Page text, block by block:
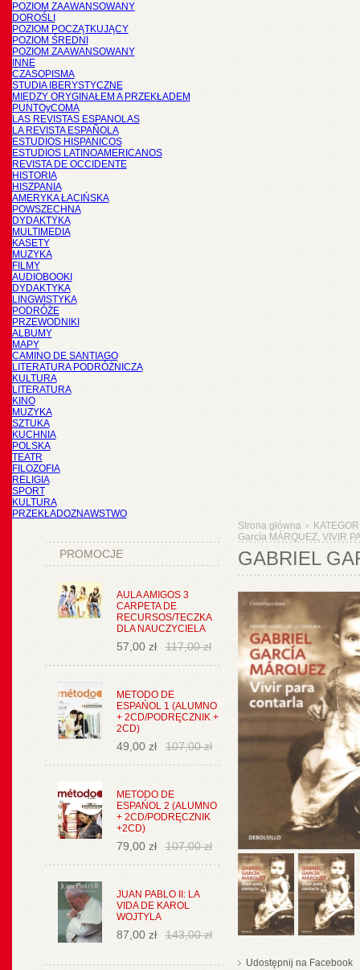
POZIOM ZAAWANSOWANY
DOROŚLI
POZIOM POCZĄTKUJĄCY
POZIOM ŚREDNI
POZIOM ZAAWANSOWANY
INNE
CZASOPISMA
STUDIA IBERYSTYCZNE
MIĘDZY ORYGINAŁEM A PRZEKŁADEM
PUNTOyCOMA
LAS REVISTAS ESPANOLAS
LA REVISTA ESPAÑOLA
ESTUDIOS HISPANICOS
ESTUDIOS LATINOAMERICANOS
REVISTA DE OCCIDENTE
HISTORIA
HISZPANIA
AMERYKA ŁACIŃSKA
POWSZECHNA
DYDAKTYKA
MULTIMEDIA
KASETY
MUZYKA
FILMY
AUDIOBOOKI
DYDAKTYKA
LINGWISTYKA
PODRÓŻE
PRZEWODNIKI
ALBUMY
MAPY
CAMINO DE SANTIAGO
LITERATURA PODRÓŻNICZA
KULTURA
LITERATURA
KINO
MUZYKA
SZTUKA
KUCHNIA
POLSKA
TEATR
FILOZOFIA
RELIGIA
SPORT
KULTURA
PRZEKŁADOZNAWSTWO
PROMOCJE
AULA AMIGOS 3
CARPETA DE
RECURSOS/TECZKA
DLA NAUCZYCIELA
57,00 zł 117,00 zł
METODO DE
ESPAŃOL 1 (ALUMNO
+ 2CD/PODRĘCZNIK +
2CD)
49,00 zł 107,00 zł
METODO DE
ESPAŃOL 2 (ALUMNO
+ 2CD/PODRĘCZNIK
+2CD)
79,00 zł 107,00 zł
JUAN PABLO II: LA
VIDA DE KAROL
WOJTYLA
87,00 zł 143,00 zł
Strona główna >
García MÁRQUEZ, VIVIR
GABRIEL
Udostępnij na Facebook